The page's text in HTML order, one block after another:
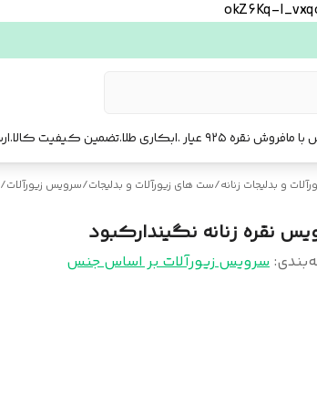
okZ6Kq-
با مافروش نقره ۹۲۵ عیار .ابکاری طلا.تضمین کیفیت کالا.ارسال کل کشور. ارسال فوری تهرا.
و بدلیجات زنانه/ست‌ های زیورآلات و بدلیجات/سرویس زیورآلات/
نقره زنانه نگیندارکبود
: سرویس زیورآلات بر اساس جنس